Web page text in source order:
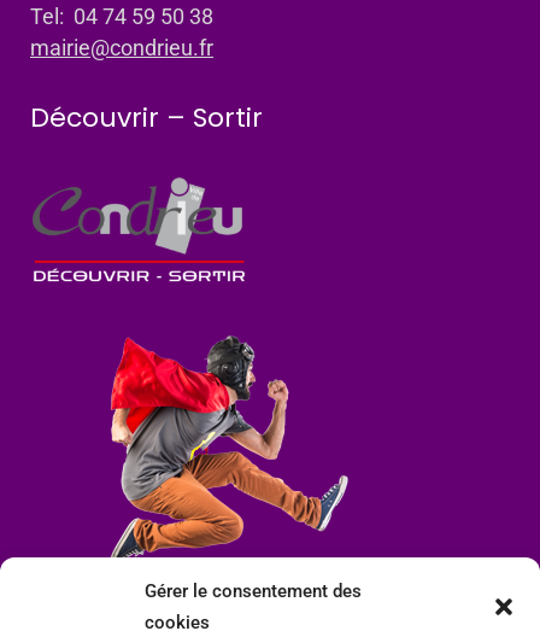
Gérer le consentement des
cookies
Tel: 04 74 59 50 38
mairie@condrieu.fr
Découvrir – Sortir